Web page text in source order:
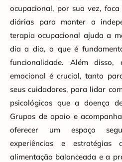
ocupacional, por sua vez,
diárias para manter a
terapia ocupacional ajuda a
dia a dia, o que é
funcionalidade. Além
emocional é crucial, tanto
seus cuidadores, para lidar
psicológicos que a doença
Grupos de apoio e
oferecer um espaço
experiências e estratégias
alimentação balanceada e a